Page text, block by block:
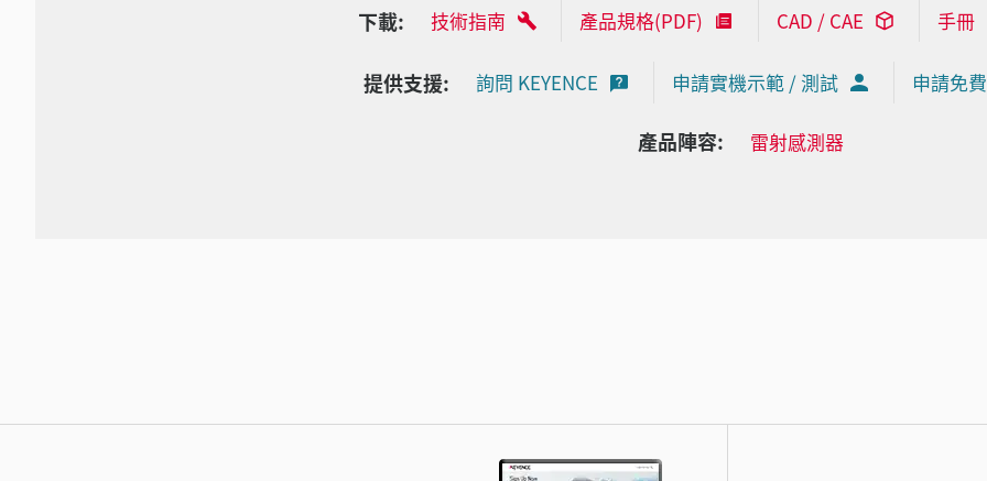
下載: 技術指南 產品規格(PDF) CAD / CAE 手冊
提供支援: 詢問 KEYENCE 申請實機示範 / 測試 申請免
產品陣容: 雷射感測器